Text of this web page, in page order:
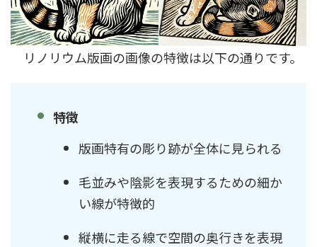
リノリウム版画の画像の特徴は以下の通りです。
特徴
版画特有の彫り跡が全体に見られる
毛並みや陰影を表現するための細か
い線が特徴的
縦横に走る線で空間の奥行きを表現